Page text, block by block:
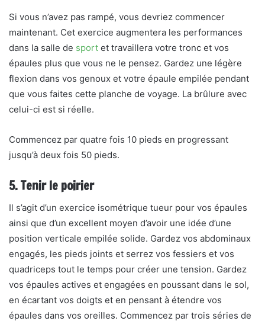
Si vous n’avez pas rampé, vous devriez commencer
maintenant. Cet exercice augmentera les performances
dans la salle de sport et travaillera votre tronc et vos
épaules plus que vous ne le pensez. Gardez une légère
flexion dans vos genoux et votre épaule empilée pendant
que vous faites cette planche de voyage. La brûlure avec
celui-ci est si réelle.
Commencez par quatre fois 10 pieds en progressant
jusqu’à deux fois 50 pieds.
5. Tenir le poirier
Il s’agit d’un exercice isométrique tueur pour vos épaules
ainsi que d’un excellent moyen d’avoir une idée d’une
position verticale empilée solide. Gardez vos abdominaux
engagés, les pieds joints et serrez vos fessiers et vos
quadriceps tout le temps pour créer une tension. Gardez
vos épaules actives et engagées en poussant dans le sol,
en écartant vos doigts et en pensant à étendre vos
épaules dans vos oreilles. Commencez par trois séries de